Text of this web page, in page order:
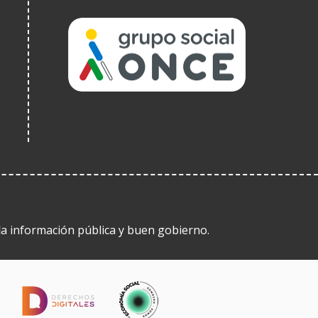
información pública y buen gobierno.